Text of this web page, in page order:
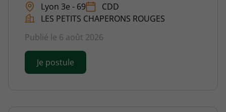
Lyon 3e - 69
CDD
LES PETITS CHAPERONS ROUGES
Publié le 6 août 2026
Je postule